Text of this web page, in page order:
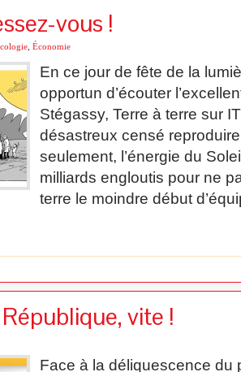
vous !
Économie
En ce jour de fête de la
opportun d’écouter
Stégassy, Terre à terre sur
désastreux censé
seulement, l’énergie du
milliards engloutis pour ne
terre le moindre début
vite !
Face à la déliquescence du